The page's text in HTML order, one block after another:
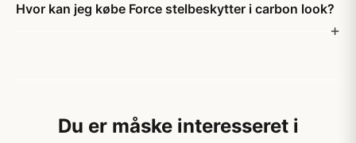
Hvor kan jeg købe Force stelbeskytter i carbon look?
Du er måske interesseret i